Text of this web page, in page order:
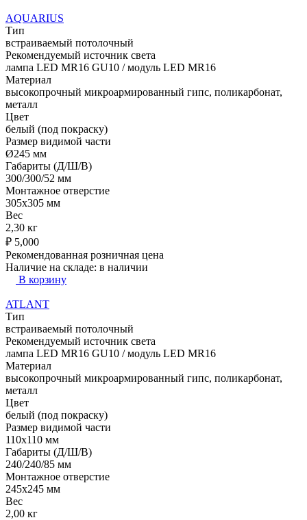
AQUARIUS
Тип
встраиваемый потолочный
Рекомендуемый источник света
лампа LED MR16 GU10 / модуль LED MR16
Материал
высокопрочный микроармированный гипс, поликарбонат,
металл
Цвет
белый (под покраску)
Размер видимой части
Ø245 мм
Габариты (Д/Ш/В)
300/300/52 мм
Монтажное отверстие
305x305 мм
Вес
2,30 кг
₽ 5,000
Рекомендованная розничная цена
Наличие на складе: в наличии
В корзину
ATLANT
Тип
встраиваемый потолочный
Рекомендуемый источник света
лампа LED MR16 GU10 / модуль LED MR16
Материал
высокопрочный микроармированный гипс, поликарбонат,
металл
Цвет
белый (под покраску)
Размер видимой части
110х110 мм
Габариты (Д/Ш/В)
240/240/85 мм
Монтажное отверстие
245x245 мм
Вес
2,00 кг